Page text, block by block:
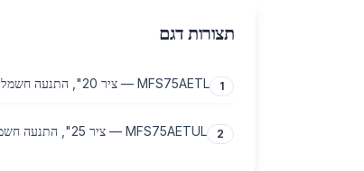
תצורות דגם
1 MFS75AETL — ציר 20", התנעה חשמלית, שלט רחוק
2 MFS75AETUL — ציר 25", התנעה חשמלית, שלט רחוק